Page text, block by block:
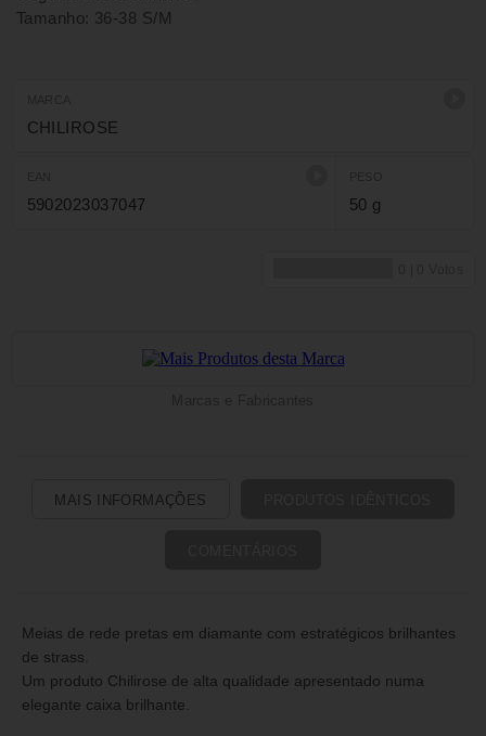
Tamanho: 36-38 S/M
CHILIROSE
5902023037047 50 g
MAIS INFORMAÇÕES
Meias de rede pretas em diamante com estratégicos brilhantes
de strass.
Um produto Chilirose de alta qualidade apresentado numa
elegante caixa brilhante.